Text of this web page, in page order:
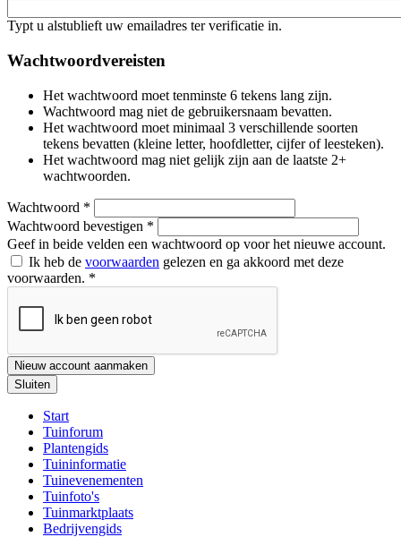
Typt u alstublieft uw emailadres ter verificatie in.
Wachtwoordvereisten
Het wachtwoord moet tenminste 6 tekens lang zijn.
Wachtwoord mag niet de gebruikersnaam bevatten.
Het wachtwoord moet minimaal 3 verschillende soorten
tekens bevatten (kleine letter, hoofdletter, cijfer of leesteken).
Het wachtwoord mag niet gelijk zijn aan de laatste 2+
wachtwoorden.
Wachtwoord *
Wachtwoord bevestigen *
Geef in beide velden een wachtwoord op voor het nieuwe account.
Ik heb de voorwaarden gelezen en ga akkoord met deze
voorwaarden. *
Nieuw account aanmaken
Sluiten
Start
Tuinforum
Plantengids
Tuininformatie
Tuinevenementen
Tuinfoto's
Tuinmarktplaats
Bedrijvengids